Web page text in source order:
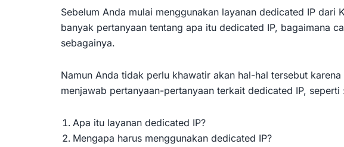
Sebelum Anda mulai menggunakan layanan dedicated IP dari
banyak pertanyaan tentang apa itu dedicated IP, bagaimana
sebagainya.
Namun Anda tidak perlu khawatir akan hal-hal tersebut
menjawab pertanyaan-pertanyaan terkait dedicated IP, seperti
Apa itu layanan dedicated IP?
Mengapa harus menggunakan dedicated IP?